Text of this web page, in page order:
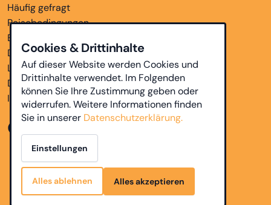
Häufig gefragt
Reisebedingungen
Bankverbindungen
Downloads
Links
Datenschutz
Impressum
Cookies & Drittinhalte
Auf dieser Website werden Cookies und
Drittinhalte verwendet. Im Folgenden
können Sie Ihre Zustimmung geben oder
widerrufen. Weitere Informationen finden
Sie in unserer Datenschutzerklärung.
Einstellungen
Alles ablehnen Alles akzeptieren